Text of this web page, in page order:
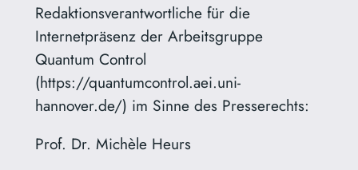
Redaktionsverantwortliche für die
Internetpräsenz der Arbeitsgruppe
Quantum Control
(https://quantumcontrol.aei.uni-
hannover.de/) im Sinne des Presserechts:
Prof. Dr. Michèle Heurs